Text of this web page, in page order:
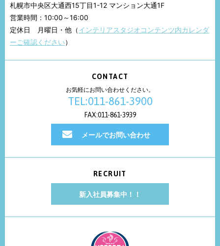
札幌市中央区大通西15丁目1-12 マンション大通1F
営業時間：10:00～16:00
定休日 月曜日・他（インテリアスタジオコンテンツ内カレンダ
ーご確認ください）
CONTACT
お気軽にお問い合わせください。
TEL:011-861-3900
FAX:011-861-3939
メールでお問い合わせ
RECRUIT
新入社員募集中！！